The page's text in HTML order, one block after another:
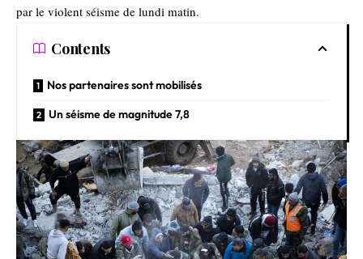
par le violent séisme de lundi matin.
Contents
Nos partenaires sont mobilisés
Un séisme de magnitude 7,8